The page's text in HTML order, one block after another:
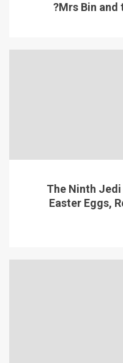
Mrs Bin and
The Ninth
Easter Eggs,